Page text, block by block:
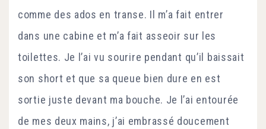
comme des ados en transe. Il m’a fait entrer
dans une cabine et m’a fait asseoir sur les
toilettes. Je l’ai vu sourire pendant qu’il baissait
son short et que sa queue bien dure en est
sortie juste devant ma bouche. Je l’ai entourée
de mes deux mains, j’ai embrassé doucement